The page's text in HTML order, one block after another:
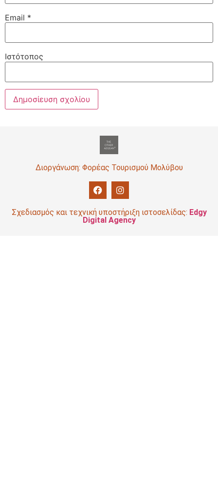
Email *
Ιστότοπος
Διοργάνωση: Φορέας Τουρισμού Μολύβου
Σχεδιασμός και τεχνική υποστήριξη ιστοσελίδας: Edgy
Digital Agency